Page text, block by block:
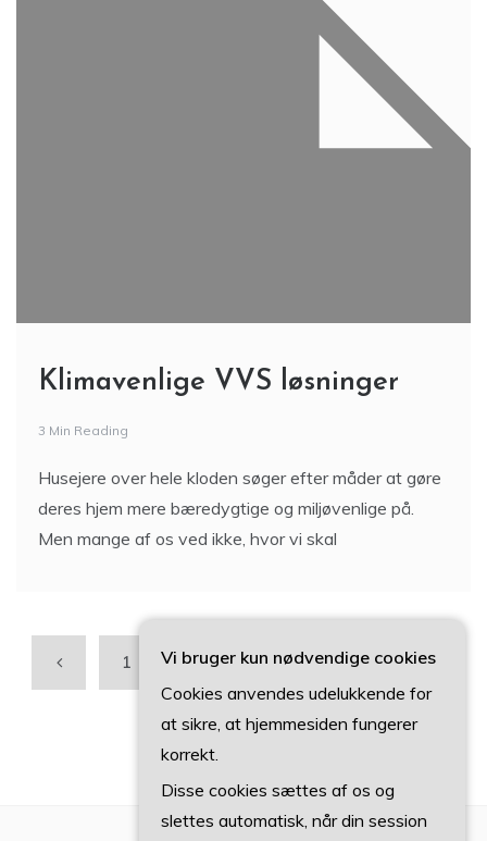
Klimavenlige VVS løsninger
3 Min Reading
Husejere over hele kloden søger efter måder at gøre
deres hjem mere bæredygtige og miljøvenlige på.
Men mange af os ved ikke, hvor vi skal
1 2 3 4 5
6
Vi bruger kun nødvendige cookies
Cookies anvendes udelukkende for
at sikre, at hjemmesiden fungerer
korrekt.
Disse cookies sættes af os og
slettes automatisk, når din session